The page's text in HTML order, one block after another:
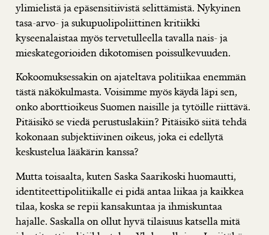
ylimielistä ja epäsensitiivistä selittämistä. Nykyinen
tasa-arvo- ja sukupuolipoliittinen kritiikki
kyseenalaistaa myös tervetulleella tavalla nais- ja
mieskategorioiden dikotomisen poissulkevuuden.
Kokoomuksessakin on ajateltava politiikaa enemmän
tästä näkökulmasta. Voisimme myös käydä läpi sen,
onko aborttioikeus Suomen naisille ja tytöille riittävä.
Pitäisikö se viedä perustuslakiin? Pitäisikö siitä tehdä
kokonaan subjektiivinen oikeus, joka ei edellytä
keskustelua lääkärin kanssa?
Mutta toisaalta, kuten Saska Saarikoski huomautti,
identiteettipolitiikalle ei pidä antaa liikaa ja kaikkea
tilaa, koska se repii kansakuntaa ja ihmiskuntaa
hajalle. Saskalla on ollut hyvä tilaisuus katsella mitä